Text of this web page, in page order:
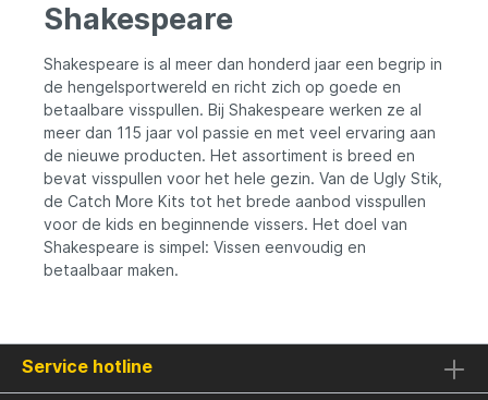
een succesvolle vistrip op zee. ✅ Sterke
grafietmolen volledig opgespoeld met
monolijn ✅ Duurzame 2-delige glasvezel
hengel ✅ Titaniumoxide geleideogen ✅
Inclusief hardcase tacklebox met pilker, 2
makreelleaders, 5 wartels en 5
reservehaken
Shakespeare
Shakespeare is al meer dan honderd jaar een begrip in
de hengelsportwereld en richt zich op goede en
betaalbare visspullen. Bij Shakespeare werken ze al
meer dan 115 jaar vol passie en met veel ervaring aan
de nieuwe producten. Het assortiment is breed en
bevat visspullen voor het hele gezin. Van de Ugly Stik,
de Catch More Kits tot het brede aanbod visspullen
voor de kids en beginnende vissers. Het doel van
Shakespeare is simpel: Vissen eenvoudig en
betaalbaar maken.
Service hotline